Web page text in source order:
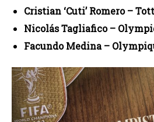
Cristian ‘Cuti’ Romero –
Nicolás Tagliafico –
Facundo Medina –